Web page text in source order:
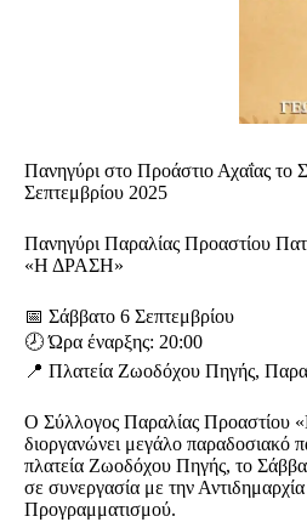
Πανηγύρι στο Προάστιο Αχαΐας το
Σεπτεμβρίου 2025
Πανηγύρι Παραλίας Προαστίου
«Η ΔΡΑΣΗ»
📅 Σάββατο 6 Σεπτεμβρίου
🕗 Ώρα έναρξης: 20:00
📍 Πλατεία Ζωοδόχου Πηγής,
Ο Σύλλογος Παραλίας
διοργανώνει μεγάλο παραδοσιακό
πλατεία Ζωοδόχου Πηγής, το
σε συνεργασία με την
Προγραμματισμού.